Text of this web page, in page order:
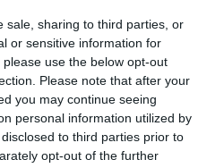
sale, sharing to third parties, or
or sensitive information for
use the below opt-out
Please note that after your
you may continue seeing
personal information utilized by
to third parties prior to
opt-out of the further
des rédacteurs
RÉPONDRE
COMMENTAIRE